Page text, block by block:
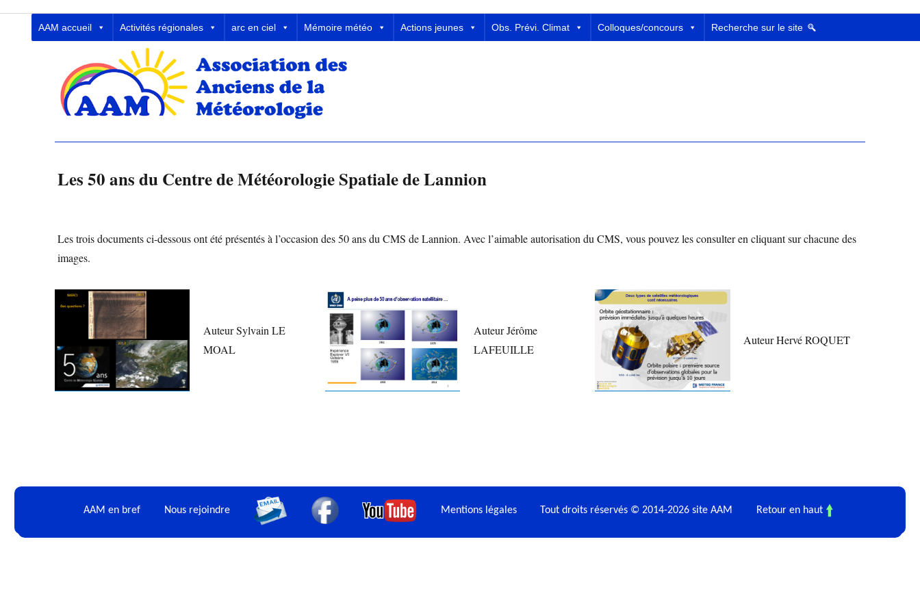
Association des Anciens de la Météorologie
AAM accueil Activités régionales arc en ciel Mémoire météo Actions jeunes Obs. Prévi. Climat Colloques/concours Recherche sur le site
Les 50 ans du Centre de Météorologie Spatiale de Lannion
Les trois documents ci-dessous ont été présentés à l’occasion des 50 ans du CMS de Lannion. Avec l’aimable autorisation du CMS, vous pouvez les consulter en cliquant sur chacune des
images.
Auteur Sylvain LE
MOAL
Auteur Jérôme
LAFEUILLE
Auteur Hervé ROQUET
AAM en bref Nous rejoindre Mentions légales Tout droits réservés © 2014-2026 site AAM Retour en haut